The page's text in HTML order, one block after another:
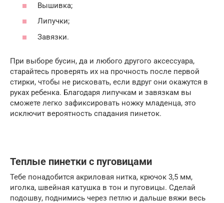
Вышивка;
Липучки;
Завязки.
При выборе бусин, да и любого другого аксессуара,
старайтесь проверять их на прочность после первой
стирки, чтобы не рисковать, если вдруг они окажутся в
руках ребенка. Благодаря липучкам и завязкам вы
сможете легко зафиксировать ножку младенца, это
исключит вероятность спадания пинеток.
Теплые пинетки с пуговицами
Тебе понадобится акриловая нитка, крючок 3,5 мм,
иголка, швейная катушка в тон и пуговицы. Сделай
подошву, поднимись через петлю и дальше вяжи весь